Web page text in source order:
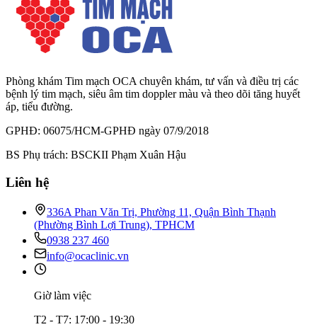
Phòng khám Tim mạch OCA chuyên khám, tư vấn và điều trị các
bệnh lý tim mạch, siêu âm tim doppler màu và theo dõi tăng huyết
áp, tiểu đường.
GPHĐ: 06075/HCM-GPHĐ ngày 07/9/2018
BS Phụ trách: BSCKII Phạm Xuân Hậu
Liên hệ
336A Phan Văn Trị, Phường 11, Quận Bình Thạnh
(Phường Bình Lợi Trung), TPHCM
0938 237 460
info@ocaclinic.vn
Giờ làm việc
T2 - T7: 17:00 - 19:30